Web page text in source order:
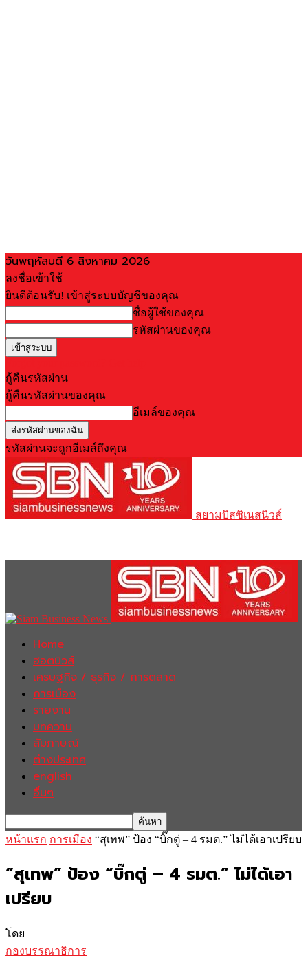
วันพฤหัสบดี 6 สิงหาคม 2026
ลงชื่อเข้าใช้
ยินดีต้อนรับ! เข้าสู่ระบบบัญชีของคุณ
ชื่อผู้ใช้ของคุณ
รหัสผ่านของคุณ
กู้คืนรหัสผ่าน
กู้คืนรหัสผ่านของคุณ
อีเมล์ของคุณ
รหัสผ่านจะถูกอีเมล์ถึงคุณ
สยามบิสซิเนสนิวส์
Home
ฮอตนิวส์
เศรษฐกิจ / ธุรกิจ / การตลาด
การเมือง
รายงาน
บทความ
สัมภาษณ์
ต่างประเทศ
english
อื่นๆ
หน้าแรก การเมือง “สุเทพ” ป้อง “บิ๊กตู่ – 4 รมต.” ไม่ได้เอาเปรียบ
“สุเทพ” ป้อง “บิ๊กตู่ – 4 รมต.” ไม่ได้เอา
เปรียบ
โดย
กองบรรณาธิการ